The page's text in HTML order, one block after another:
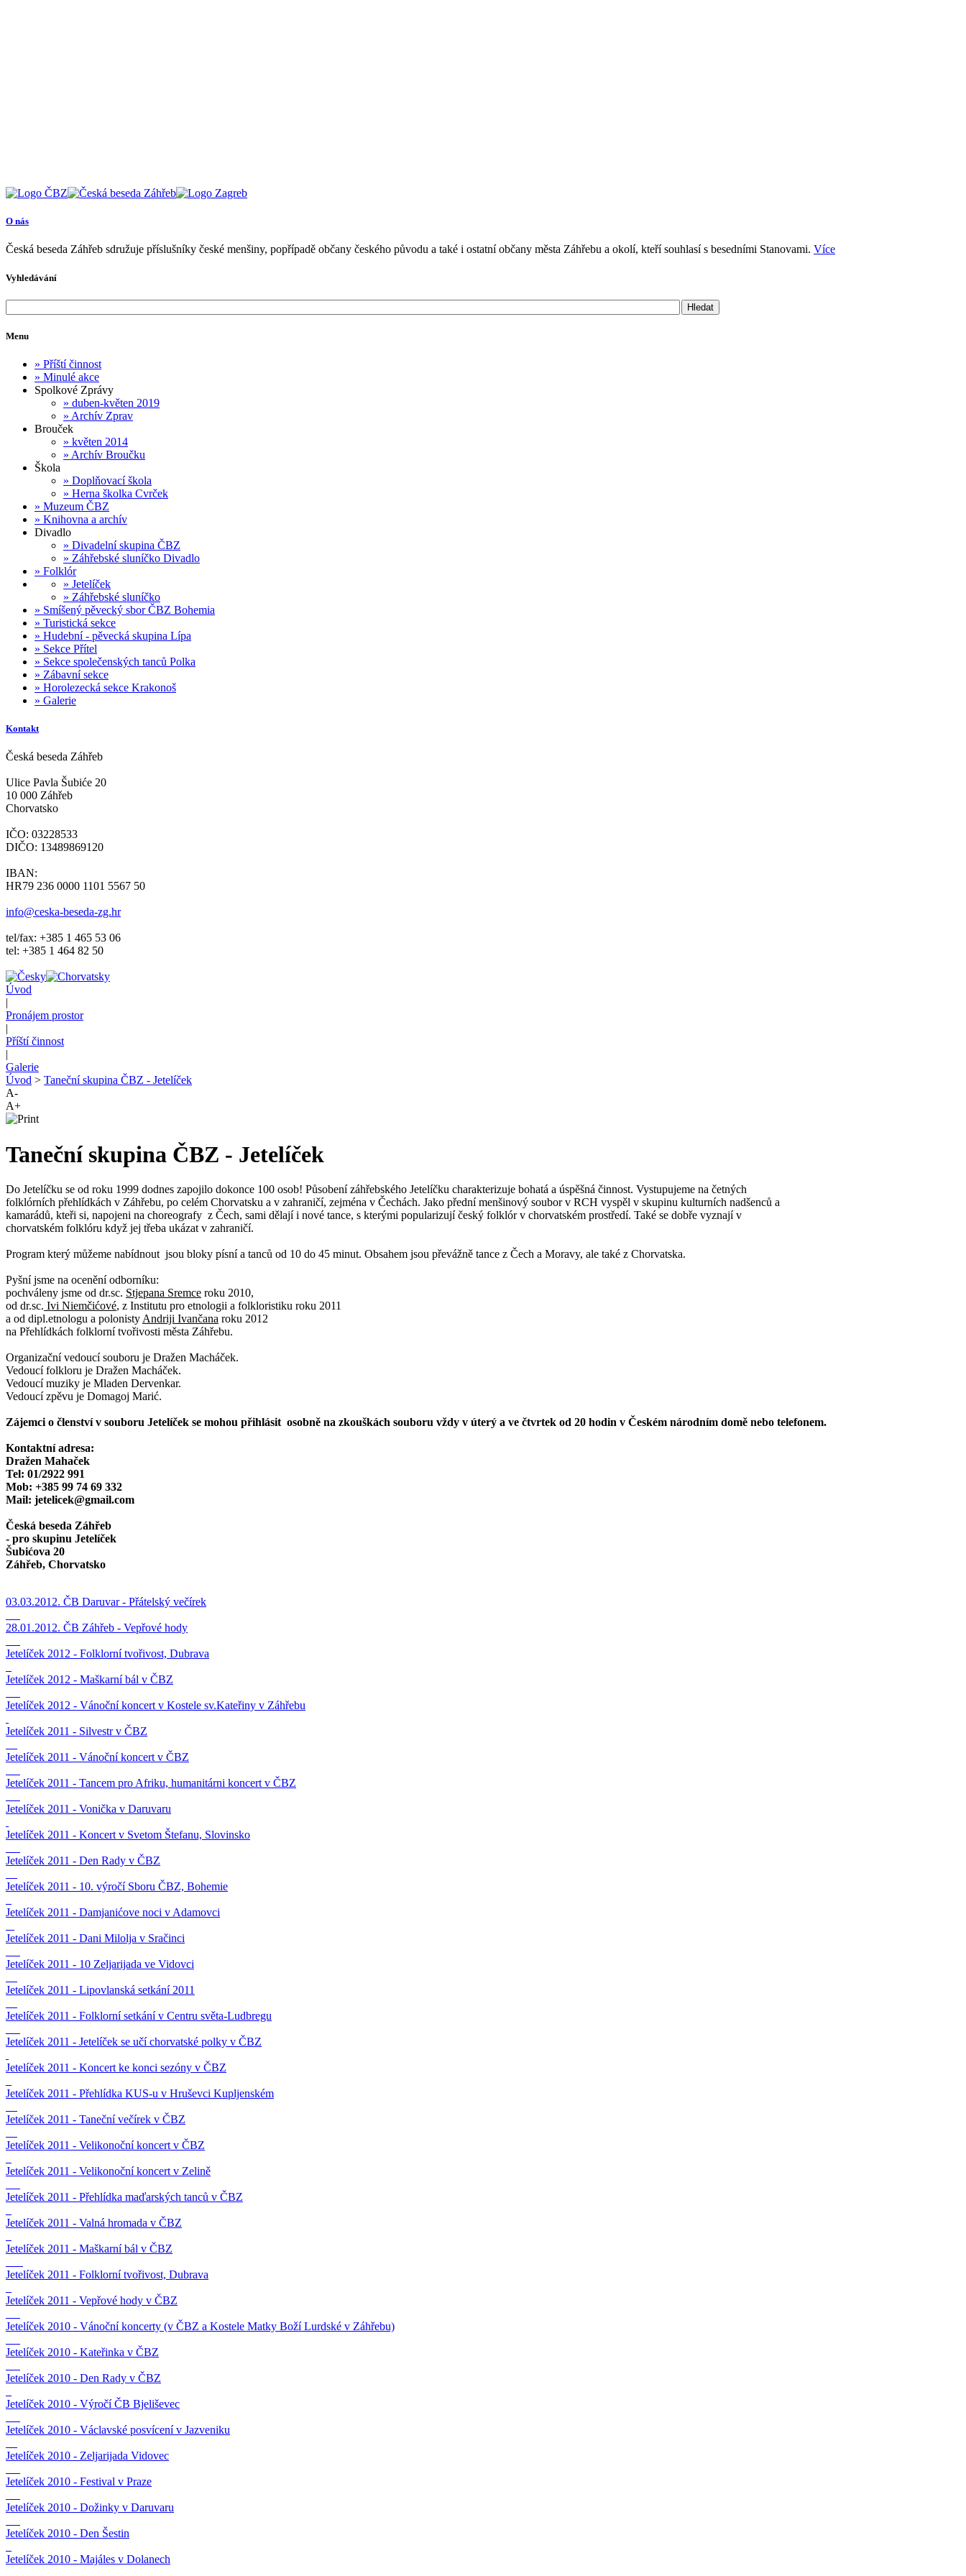
O nás
Česká beseda Záhřeb sdružuje příslušníky české menšiny, popřípadě občany českého původu a také i ostatní občany města Záhřebu a okolí, kteří souhlasí s besedními Stanovami. Více
Vyhledávání
Menu
» Příští činnost
» Minulé akce
Spolkové Zprávy
» duben-květen 2019
» Archív Zprav
Brouček
» květen 2014
» Archív Broučku
Škola
» Doplňovací škola
» Herna školka Cvrček
» Muzeum ČBZ
» Knihovna a archív
Divadlo
» Divadelní skupina ČBZ
» Záhřebské sluníčko Divadlo
» Folklór
» Jetelíček
» Záhřebské sluníčko
» Smíšený pěvecký sbor ČBZ Bohemia
» Turistická sekce
» Hudební - pěvecká skupina Lípa
» Sekce Přítel
» Sekce společenských tanců Polka
» Zábavní sekce
» Horolezecká sekce Krakonoš
» Galerie
Kontakt
Česká beseda Záhřeb
Ulice Pavla Šubiće 20
10 000 Záhřeb
Chorvatsko
IČO: 03228533
DIČO: 13489869120
IBAN:
HR79 236 0000 1101 5567 50
info@ceska-beseda-zg.hr
tel/fax: +385 1 465 53 06
tel: +385 1 464 82 50
Úvod
|
Pronájem prostor
|
Příští činnost
|
Galerie
Úvod > Taneční skupina ČBZ - Jetelíček
A-
A+
Taneční skupina ČBZ - Jetelíček
Do Jetelíčku se od roku 1999 dodnes zapojilo dokonce 100 osob! Působení záhřebského Jetelíčku charakterizuje bohatá a úspěšná činnost. Vystupujeme na četných
folklórních přehlídkách v Záhřebu, po celém Chorvatsku a v zahraničí, zejména v Čechách. Jako přední menšinový soubor v RCH vyspěl v skupinu kulturních nadšenců a
kamarádů, kteři si, napojeni na choreografy z Čech, sami dělají i nové tance, s kterými popularizují český folklór v chorvatském prostředí. Také se dobře vyznají v
chorvatském folklóru když jej třeba ukázat v zahraničí.
Program který můžeme nabídnout jsou bloky písní a tanců od 10 do 45 minut. Obsahem jsou převážně tance z Čech a Moravy, ale také z Chorvatska.
Pyšní jsme na ocenění odborníku:
pochváleny jsme od dr.sc. Stjepana Sremce roku 2010,
od dr.sc. Ivi Niemčićové, z Institutu pro etnologii a folkloristiku roku 2011
a od dipl.etnologu a polonisty Andriji Ivančana roku 2012
na Přehlídkách folklorní tvořivosti města Záhřebu.
Organizační vedoucí souboru je Dražen Macháček.
Vedoucí folkloru je Dražen Macháček.
Vedoucí muziky je Mladen Dervenkar.
Vedoucí zpěvu je Domagoj Marić.
Zájemci o členství v souboru Jetelíček se mohou přihlásit osobně na zkouškách souboru vždy v úterý a ve čtvrtek od 20 hodin v Českém národním domě nebo telefonem.
Kontaktní adresa:
Dražen Mahaček
Tel: 01/2922 991
Mob: +385 99 74 69 332
Mail: jetelicek@gmail.com
Česká beseda Záhřeb
- pro skupinu Jetelíček
Šubićova 20
Záhřeb, Chorvatsko
03.03.2012. ČB Daruvar - Přátelský večírek
28.01.2012. ČB Záhřeb - Vepřové hody
Jetelíček 2012 - Folklorní tvořivost, Dubrava
Jetelíček 2012 - Maškarní bál v ČBZ
Jetelíček 2012 - Vánoční koncert v Kostele sv.Kateřiny v Záhřebu
Jetelíček 2011 - Silvestr v ČBZ
Jetelíček 2011 - Vánoční koncert v ČBZ
Jetelíček 2011 - Tancem pro Afriku, humanitárni koncert v ČBZ
Jetelíček 2011 - Vonička v Daruvaru
Jetelíček 2011 - Koncert v Svetom Štefanu, Slovinsko
Jetelíček 2011 - Den Rady v ČBZ
Jetelíček 2011 - 10. výročí Sboru ČBZ, Bohemie
Jetelíček 2011 - Damjanićove noci v Adamovci
Jetelíček 2011 - Dani Milolja v Sračinci
Jetelíček 2011 - 10 Zeljarijada ve Vidovci
Jetelíček 2011 - Lipovlanská setkání 2011
Jetelíček 2011 - Folklorní setkání v Centru světa-Ludbregu
Jetelíček 2011 - Jetelíček se učí chorvatské polky v ČBZ
Jetelíček 2011 - Koncert ke konci sezóny v ČBZ
Jetelíček 2011 - Přehlídka KUS-u v Hruševci Kupljenském
Jetelíček 2011 - Taneční večírek v ČBZ
Jetelíček 2011 - Velikonoční koncert v ČBZ
Jetelíček 2011 - Velikonoční koncert v Zelině
Jetelíček 2011 - Přehlídka maďarských tanců v ČBZ
Jetelíček 2011 - Valná hromada v ČBZ
Jetelíček 2011 - Maškarní bál v ČBZ
Jetelíček 2011 - Folklorní tvořivost, Dubrava
Jetelíček 2011 - Vepřové hody v ČBZ
Jetelíček 2010 - Vánoční koncerty (v ČBZ a Kostele Matky Boží Lurdské v Záhřebu)
Jetelíček 2010 - Kateřinka v ČBZ
Jetelíček 2010 - Den Rady v ČBZ
Jetelíček 2010 - Výročí ČB Bjeliševec
Jetelíček 2010 - Václavské posvícení v Jazveniku
Jetelíček 2010 - Zeljarijada Vidovec
Jetelíček 2010 - Festival v Praze
Jetelíček 2010 - Dožinky v Daruvaru
Jetelíček 2010 - Den Šestin
Jetelíček 2010 - Majáles v Dolanech